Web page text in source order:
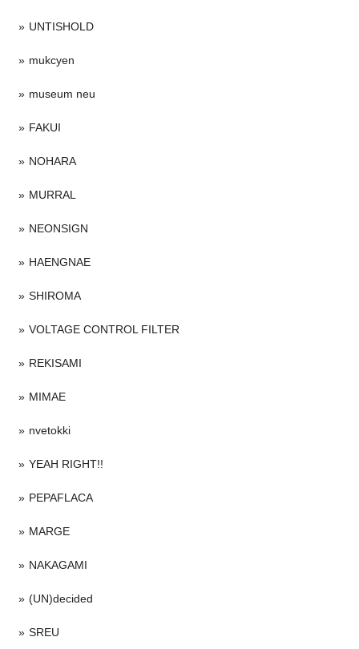
UNTISHOLD
mukcyen
museum neu
FAKUI
NOHARA
MURRAL
NEONSIGN
HAENGNAE
SHIROMA
VOLTAGE CONTROL FILTER
REKISAMI
MIMAE
nvetokki
YEAH RIGHT!!
PEPAFLACA
MARGE
NAKAGAMI
(UN)decided
SREU